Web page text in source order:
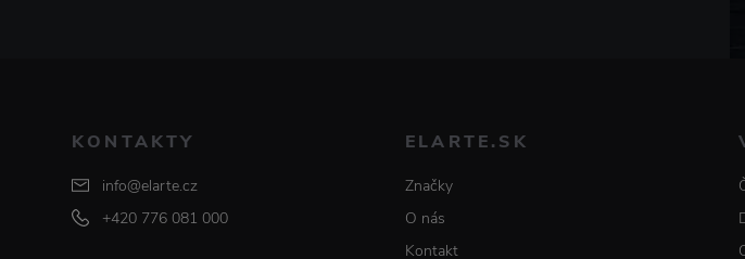
KONTAKTY
info@elarte.cz
+420 776 081 000
ELARTE.SK
Značky
O nás
Kontakt